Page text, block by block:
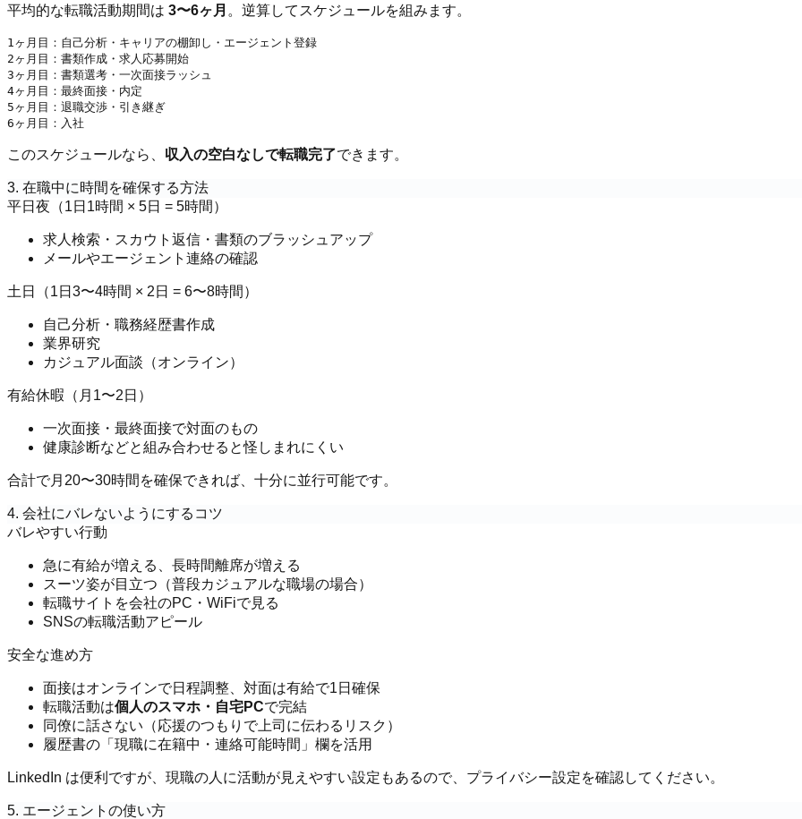
平均的な転職活動期間は 3〜6ヶ月 。逆算してスケジュールを組みます。
1ヶ月目：自己分析・キャリアの棚卸し・エージェント登録
2ヶ月目：書類作成・求人応募開始
3ヶ月目：書類選考・一次面接ラッシュ
4ヶ月目：最終面接・内定
5ヶ月目：退職交渉・引き継ぎ
このスケジュールなら、 収入の空白なしで転職完了できます。
3. 在職中に時間を確保する方法
平日夜（1日1時間 × 5日 = 5時間）
求人検索・スカウト返信・書類のブラッシュアップ
メールやエージェント連絡の確認
土日（1日3〜4時間 × 2日 = 6〜8時間）
自己分析・職務経歴書作成
業界研究
カジュアル面談（オンライン）
有給休暇（月1〜2日）
一次面接・最終面接で対面のもの
健康診断などと組み合わせると怪しまれにくい
合計で月20〜30時間を確保できれば、十分に並行可能です。
4. 会社にバレないようにするコツ
バレやすい行動
急に有給が増える、長時間離席が増える
スーツ姿が目立つ（普段カジュアルな職場の場合）
転職サイトを会社のPC・WiFiで見る
SNSの転職活動アピール
安全な進め方
面接はオンラインで日程調整、対面は有給で1日確保
転職活動は個人のスマホ・自宅PCで完結
同僚に話さない（応援のつもりで上司に伝わるリスク）
履歴書の「現職に在籍中・連絡可能時間」欄を活用
LinkedIn は便利ですが、現職の人に活動が見えやすい設定もあるので、プライバシー設定を確認してください。
5. エージェントの使い方